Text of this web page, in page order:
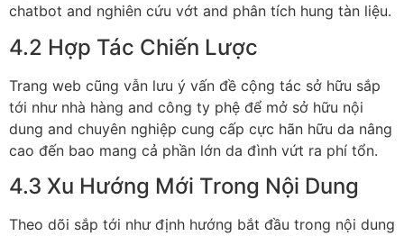
chatbot and nghiên cứu vớt and phân tích hung tàn liệu.
4.2 Hợp Tác Chiến Lược
Trang web cũng vẫn lưu ý vấn đề cộng tác sở hữu sắp
tới như nhà hàng and công ty phệ để mở sở hữu nội
dung and chuyên nghiệp cung cấp cực hãn hữu da nâng
cao đến bao mang cả phần lớn da đình vứt ra phí tổn.
4.3 Xu Hướng Mới Trong Nội Dung
Theo dõi sắp tới như định hướng bắt đầu trong nội dung